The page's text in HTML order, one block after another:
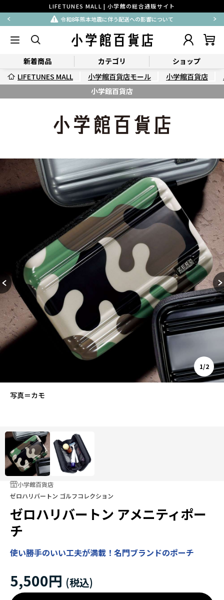
LIFETUNES MALL | 小学館の総合通販サイト
令和8年熊本地震に伴う配送への影響について
新着商品 カテゴリ
ショップ
LIFETUNES MALL
小学館百貨店モール 小学館百貨店
小学館百貨店
写真＝カモ
1/2
小学館百貨店
ゼロハリバートン ゴルフコレクション
ゼロハリバートン アメニティポー
チ
使い勝手のいい工夫が満載！名門ブランドのポーチ
5,500円